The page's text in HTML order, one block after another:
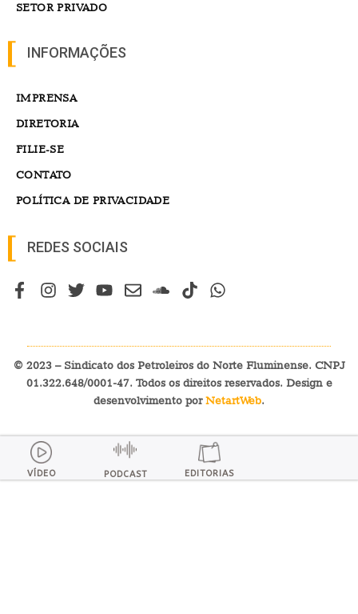
SETOR PRIVADO
INFORMAÇÕES
IMPRENSA
DIRETORIA
FILIE-SE
CONTATO
POLÍTICA DE PRIVACIDADE
REDES SOCIAIS
© 2023 – Sindicato dos Petroleiros do Norte Fluminense. CNPJ
01.322.648/0001-47. Todos os direitos reservados. Design e
desenvolvimento porNetartWeb.
VÍDEO PODCAST EDITORIAS